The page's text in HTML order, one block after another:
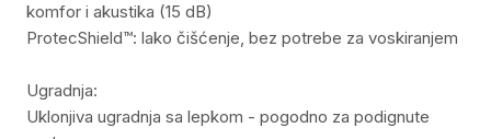
komfor i akustika (15 dB)
ProtecShield™: lako čišćenje, bez potrebe za voskiranjem
Ugradnja:
Uklonjiva ugradnja sa lepkom - pogodno za podignute